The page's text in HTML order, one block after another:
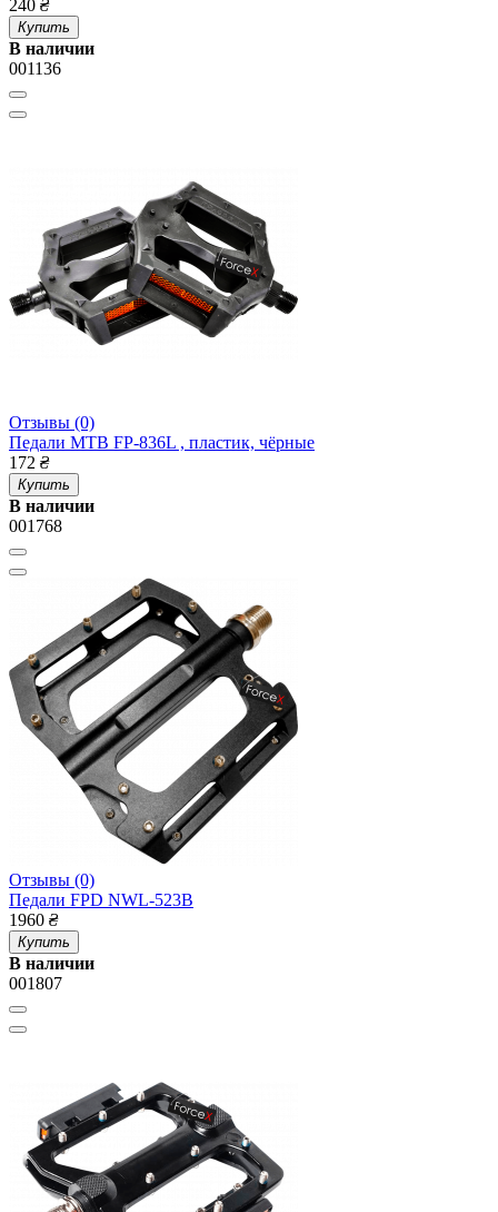
240 ₴
Купить
В наличии
001136
Отзывы (0)
Педали MTB FP-836L , пластик, чёрные
172 ₴
Купить
В наличии
001768
Отзывы (0)
Педали FPD NWL-523B
1960 ₴
Купить
В наличии
001807